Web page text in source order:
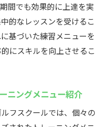
間でも効果的に上達を実
的なレッスンを受けるこ
基づいた練習メニューを
にスキルを向上させるこ
ニングメニュー紹介
フスクールでは、個々の